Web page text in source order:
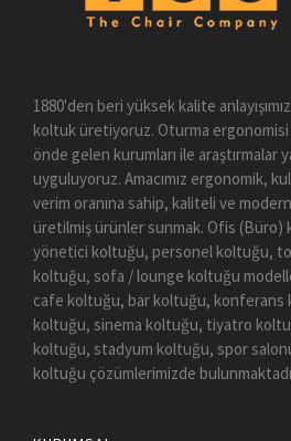
1880'den beri yüksek kalite
koltuk üretiyoruz. Oturma ergonomisi
önde gelen kurumları ile araştırmalar
uyguluyoruz. Amacımız ergonomik,
verim oranına sahip, kaliteli ve modern
üretilmiş ürünler sunmak. Ofis (Büro)
yönetici koltuğu, personel koltuğu,
koltuğu, sofa / lounge koltuğu
cafe koltuğu, bar koltuğu, konferans
koltuğu, sinema koltuğu, tiyatro
koltuğu, stadyum koltuğu, spor
koltuğu çözümlerimizde